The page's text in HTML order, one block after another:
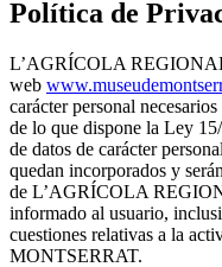
Política de
L’AGRÍCOLA
web
carácter personal
de lo que dispone la Ley
de datos de carácter
quedan incorporados y
de L’AGRÍCOLA
informado al usuario,
cuestiones relativas a la
MONTSERRAT.